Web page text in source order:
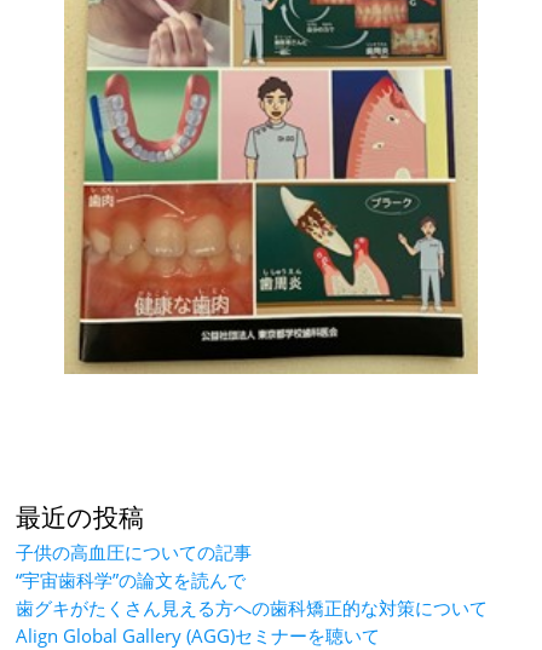
最近の投稿
子供の高血圧についての記事
“宇宙歯科学”の論文を読んで
歯グキがたくさん見える方への歯科矯正的な対策について
Align Global Gallery (AGG)セミナーを聴いて